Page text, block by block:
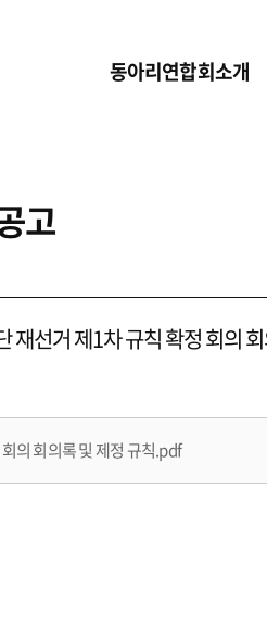
동아리연합회소개
고
재선거 제1차 규칙 확정 회의
회의 회의록 및 제정 규칙.pdf